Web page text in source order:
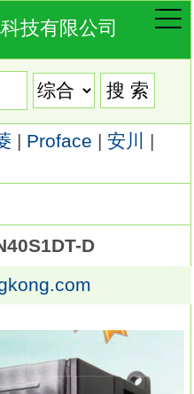
技有限公司
| Proface | 安川
|
D